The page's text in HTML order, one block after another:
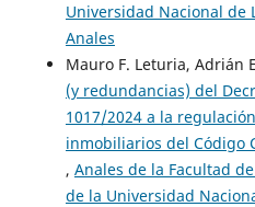
Universidad Nacional de
Anales
Mauro F. Leturia, Adrián
(y redundancias) del
1017/2024 a la
inmobiliarios del Código
, Anales de la Facultad
de la Universidad